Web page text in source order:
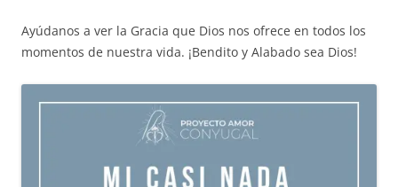
Ayúdanos a ver la Gracia que Dios nos ofrece en todos los
momentos de nuestra vida. ¡Bendito y Alabado sea Dios!